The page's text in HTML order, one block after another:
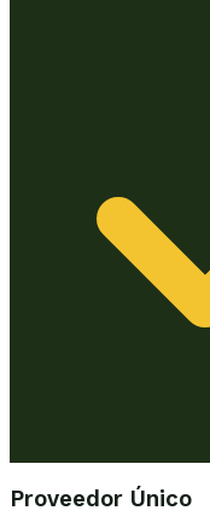
Proveedor Único